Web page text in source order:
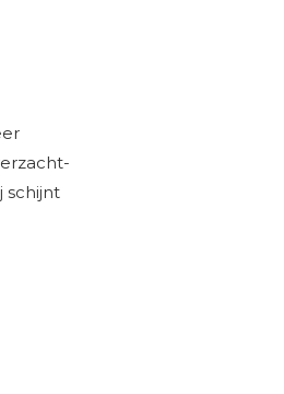
schijnt